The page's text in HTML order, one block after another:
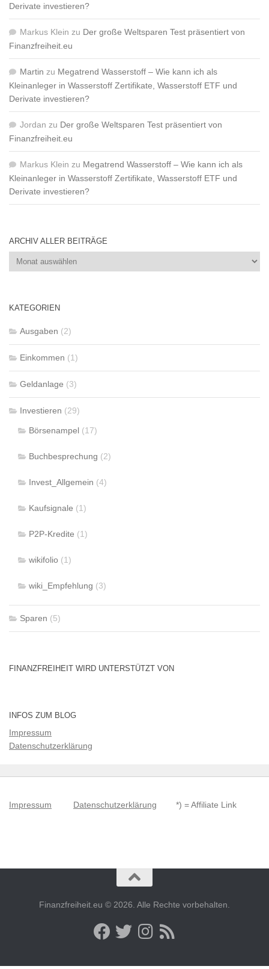
Derivate investieren?
Markus Klein zu Der große Weltsparen Test präsentiert von
Finanzfreiheit.eu
Martin zu Megatrend Wasserstoff – Wie kann ich als
Kleinanleger in Wasserstoff Zertifikate, Wasserstoff ETF und
Derivate investieren?
Jordan zu Der große Weltsparen Test präsentiert von
Finanzfreiheit.eu
Markus Klein zu Megatrend Wasserstoff – Wie kann ich als
Kleinanleger in Wasserstoff Zertifikate, Wasserstoff ETF und
Derivate investieren?
ARCHIV ALLER BEITRÄGE
Archiv
aller
KATEGORIEN
Ausgaben (2)
Einkommen (1)
Geldanlage (3)
Investieren (29)
Börsenampel (17)
Buchbesprechung (2)
Invest_Allgemein (4)
Kaufsignale (1)
P2P-Kredite (1)
wikifolio (1)
wiki_Empfehlung (3)
Sparen (5)
FINANZFREIHEIT WIRD UNTERSTÜTZT VON
INFOS ZUM BLOG
Impressum
Datenschutzerklärung
Impressum Datenschutzerklärung *) = Affiliate Link
Finanzfreiheit.eu © 2026. Alle Rechte vorbehalten.